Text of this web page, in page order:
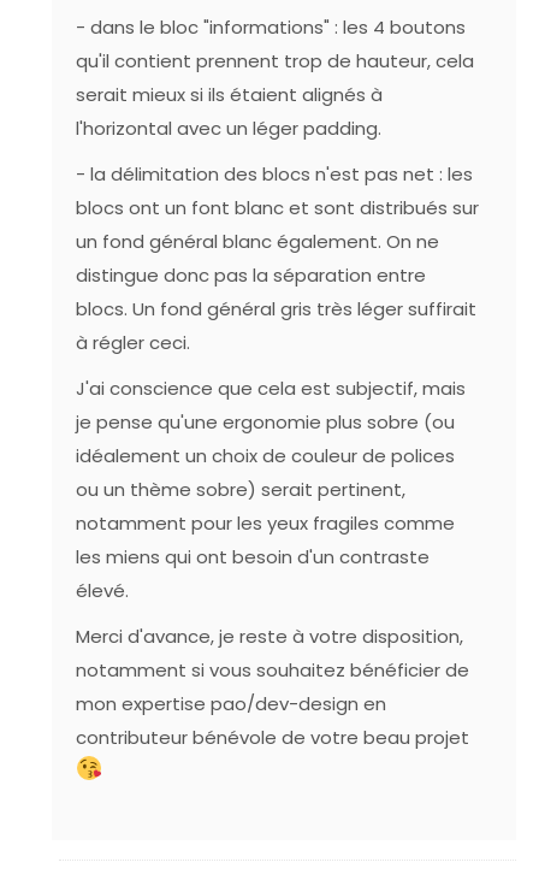
- dans le bloc "informations" : les 4 boutons
qu'il contient prennent trop de hauteur, cela
serait mieux si ils étaient alignés à
l'horizontal avec un léger padding.
- la délimitation des blocs n'est pas net : les
blocs ont un font blanc et sont distribués sur
un fond général blanc également. On ne
distingue donc pas la séparation entre
blocs. Un fond général gris très léger suffirait
à régler ceci.
J'ai conscience que cela est subjectif, mais
je pense qu'une ergonomie plus sobre (ou
idéalement un choix de couleur de polices
ou un thème sobre) serait pertinent,
notamment pour les yeux fragiles comme
les miens qui ont besoin d'un contraste
élevé.
Merci d'avance, je reste à votre disposition,
notamment si vous souhaitez bénéficier de
mon expertise pao/dev-design en
contributeur bénévole de votre beau projet